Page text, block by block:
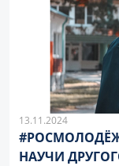
13.11.2024
НАУЧИ